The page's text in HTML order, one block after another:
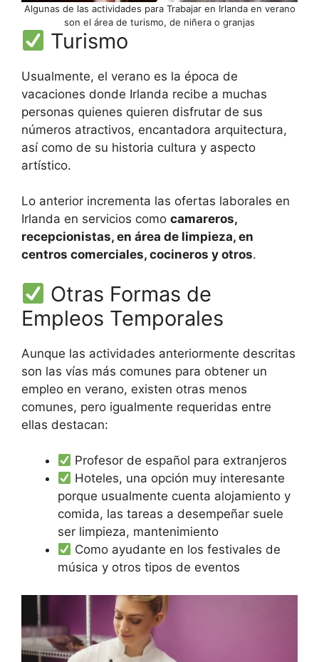
Algunas de las actividades para Trabajar en Irlanda en verano
son el área de turismo, de niñera o granjas
Turismo
Usualmente, el verano es la época de
vacaciones donde Irlanda recibe a muchas
personas quienes quieren disfrutar de sus
números atractivos, encantadora arquitectura,
así como de su historia cultura y aspecto
artístico.
Lo anterior incrementa las ofertas laborales en
Irlanda en servicios como camareros,
recepcionistas, en área de limpieza, en
centros comerciales, cocineros y otros.
Otras Formas de
Empleos Temporales
Aunque las actividades anteriormente descritas
son las vías más comunes para obtener un
empleo en verano, existen otras menos
comunes, pero igualmente requeridas entre
ellas destacan:
Profesor de español para extranjeros
Hoteles, una opción muy interesante
porque usualmente cuenta alojamiento y
comida, las tareas a desempeñar suele
ser limpieza, mantenimiento
Como ayudante en los festivales de
música y otros tipos de eventos